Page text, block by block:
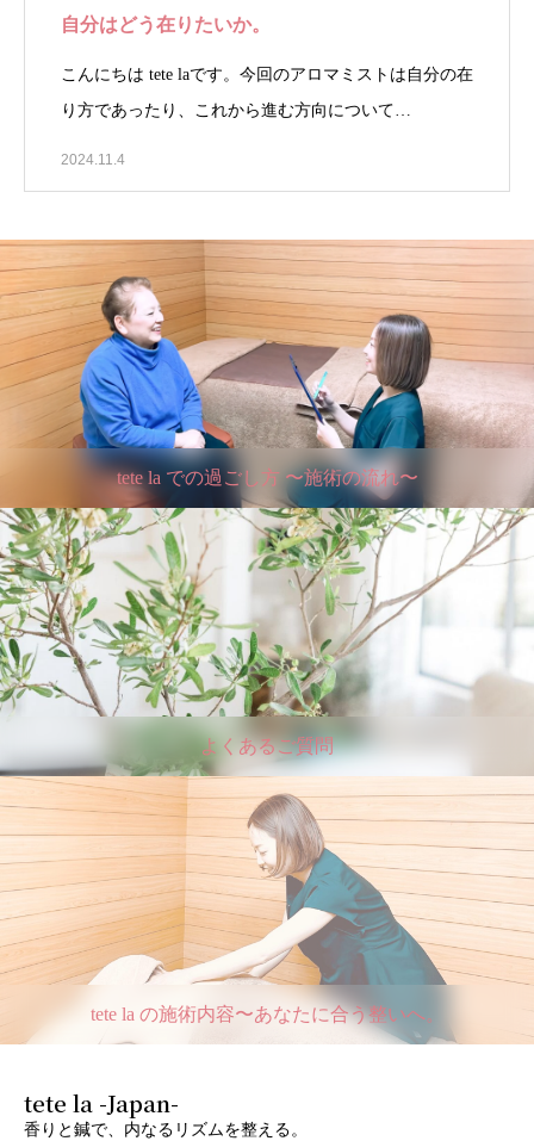
自分はどう在りたいか。
こんにちは tete laです。今回のアロマミストは自分の在
り方であったり、これから進む方向について…
2024.11.4
tete la での過ごし方 〜施術の流れ〜
よくあるご質問
tete la の施術内容〜あなたに合う整いへ。
tete la -Japan-
香りと鍼で、内なるリズムを整える。